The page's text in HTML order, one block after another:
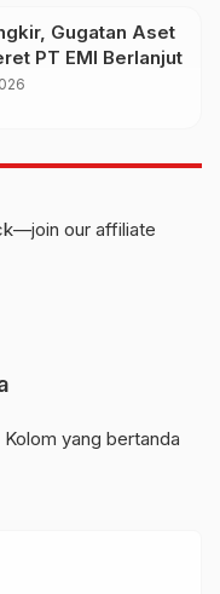
Gugatan Aset
PT EMI Berlanjut
our affiliate
yang bertanda